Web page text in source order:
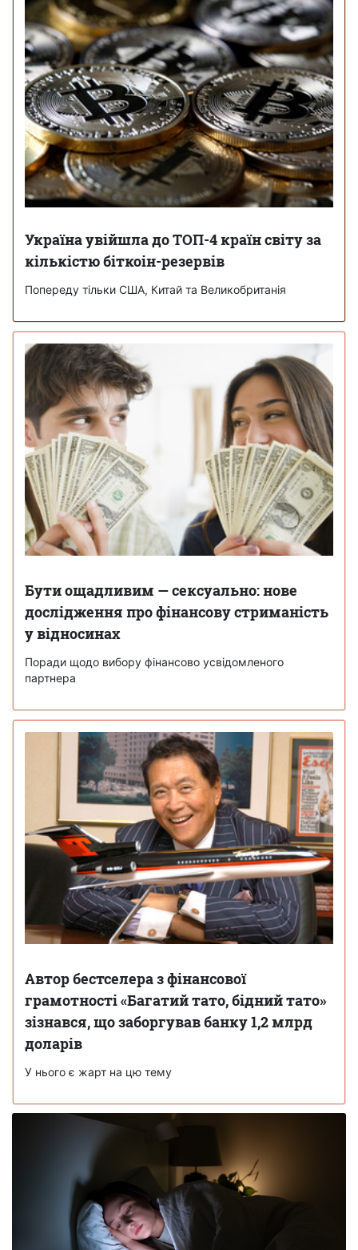
Україна увійшла до ТОП-4 країн світу за
кількістю біткоін-резервів
Попереду тільки США, Китай та Великобританія
Бути ощадливим — сексуально: нове
дослідження про фінансову стриманість
у відносинах
Поради щодо вибору фінансово усвідомленого
партнера
Автор бестселера з фінансової
грамотності «Багатий тато, бідний тато»
зізнався, що заборгував банку 1,2 млрд
доларів
У нього є жарт на цю тему